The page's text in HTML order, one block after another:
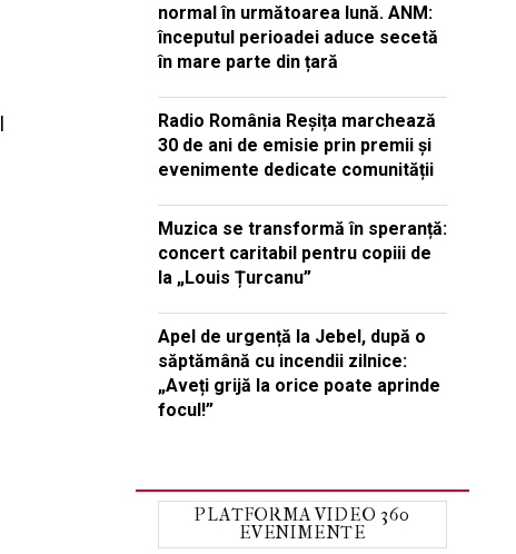
normal în următoarea lună. ANM:
începutul perioadei aduce secetă
în mare parte din țară
Radio România Reșița marchează
30 de ani de emisie prin premii și
evenimente dedicate comunității
Muzica se transformă în speranță:
concert caritabil pentru copiii de
la „Louis Țurcanu”
Apel de urgență la Jebel, după o
săptămână cu incendii zilnice:
„Aveți grijă la orice poate aprinde
focul!”
PLATFORMA VIDEO 360
EVENIMENTE